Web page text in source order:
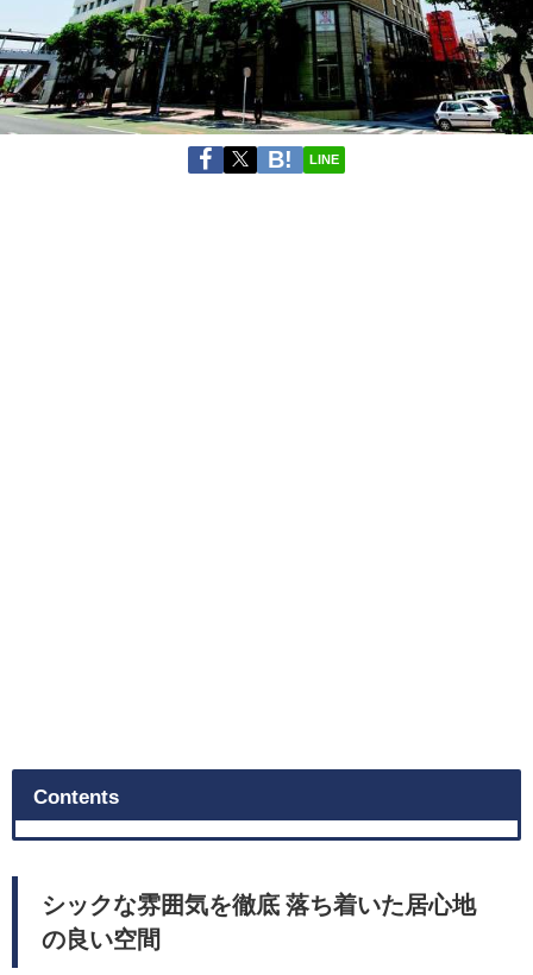
LINE
Contents
シックな雰囲気を徹底 落ち着いた居心地
の良い空間